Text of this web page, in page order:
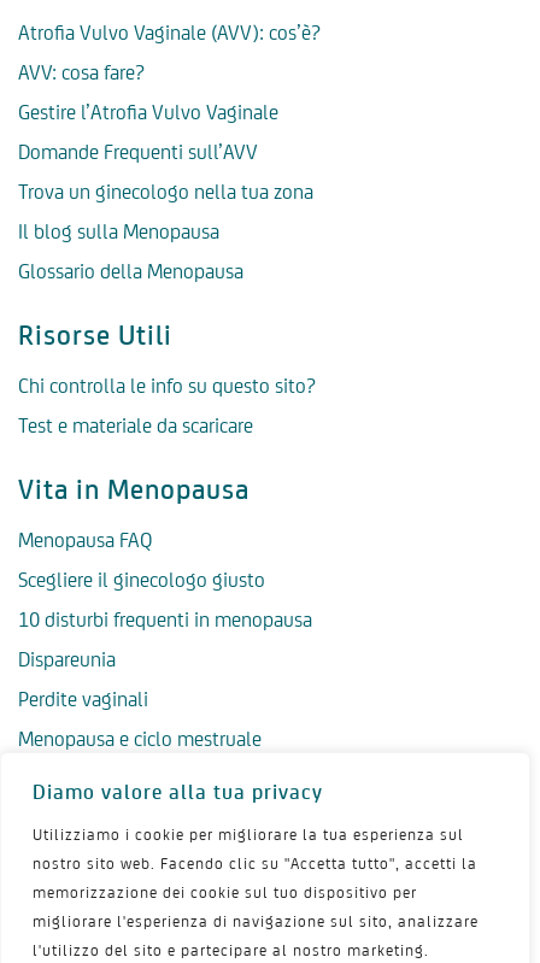
Diamo valore alla tua privacy
Utilizziamo i cookie per migliorare la tua esperienza sul
nostro sito web. Facendo clic su "Accetta tutto", accetti la
memorizzazione dei cookie sul tuo dispositivo per
migliorare l'esperienza di navigazione sul sito, analizzare
l'utilizzo del sito e partecipare al nostro marketing.
Atrofia Vulvo Vaginale (AVV): cos’è?
AVV: cosa fare?
Gestire l’Atrofia Vulvo Vaginale
Domande Frequenti sull’AVV
Trova un ginecologo nella tua zona
Il blog sulla Menopausa
Glossario della Menopausa
Risorse Utili
Chi controlla le info su questo sito?
Test e materiale da scaricare
Vita in Menopausa
Menopausa FAQ
Scegliere il ginecologo giusto
10 disturbi frequenti in menopausa
Dispareunia
Perdite vaginali
Menopausa e ciclo mestruale
Menopausa precoce
Salute psicologica in menopausa
Igiene intima in menopausa